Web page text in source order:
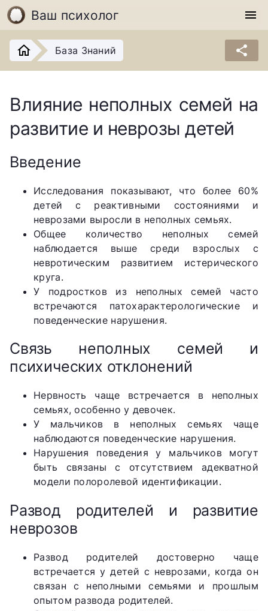
Ваш психолог menu
База Знаний share
Влияние неполных семей на
развитие и неврозы детей
Введение
Исследования показывают, что более 60%
детей с реактивными состояниями и
неврозами выросли в неполных семьях.
Общее количество неполных семей
наблюдается выше среди взрослых с
невротическим развитием истерического
круга.
У подростков из неполных семей часто
встречаются патохарактерологические и
поведенческие нарушения.
Связь неполных семей и
психических отклонений
Нервность чаще встречается в неполных
семьях, особенно у девочек.
У мальчиков в неполных семьях чаще
наблюдаются поведенческие нарушения.
Нарушения поведения у мальчиков могут
быть связаны с отсутствием адекватной
модели полоролевой идентификации.
Развод родителей и развитие
неврозов
Развод родителей достоверно чаще
встречается у детей с неврозами, когда он
связан с неполными семьями и прошлым
опытом развода родителей.